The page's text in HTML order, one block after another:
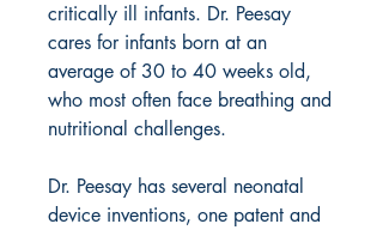
critically ill infants. Dr. Peesay
cares for infants born at an
average of 30 to 40 weeks old,
who most often face breathing and
nutritional challenges.
Dr. Peesay has several neonatal
device inventions, one patent and